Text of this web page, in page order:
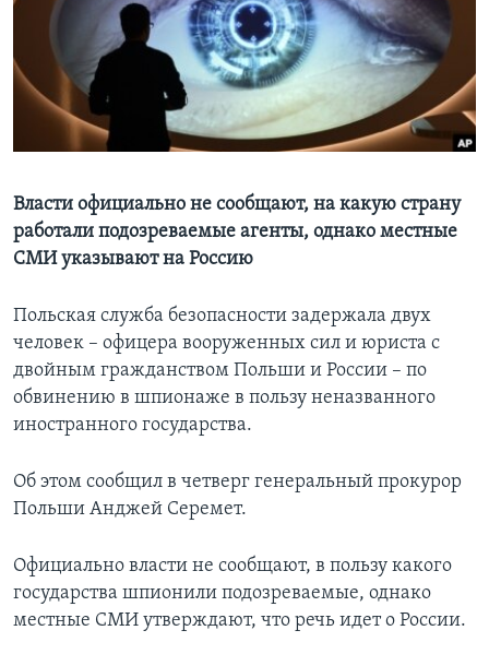
Learning English
СОЦИАЛЬНЫЕ СЕТИ
Языки
Власти официально не сообщают, на какую страну
работали подозреваемые агенты, однако местные
СМИ указывают на Россию
Польская служба безопасности задержала двух
человек – офицера вооруженных сил и юриста с
двойным гражданством Польши и России – по
обвинению в шпионаже в пользу неназванного
иностранного государства.
Об этом сообщил в четверг генеральный прокурор
Польши Анджей Серемет.
Официально власти не сообщают, в пользу какого
государства шпионили подозреваемые, однако
местные СМИ утверждают, что речь идет о России.